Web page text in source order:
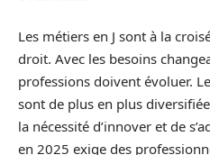
Les métiers en J sont à la
droit. Avec les besoins
professions doivent évoluer.
sont de plus en plus
la nécessité d’innover et de
en 2025 exige des